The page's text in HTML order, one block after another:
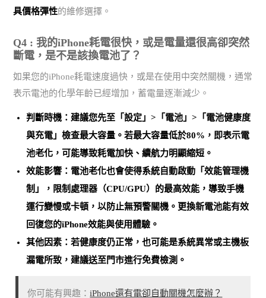
具價格彈性的維修選擇。
Q4 : 我的iPhone耗電很快，或是電量還很高卻突然
斷電，是不是該換電池了？
如果您的iPhone耗電速度過快，或是在使用中突然關機，通常
表示電池的化學年齡已經增加，蓄電量逐漸減少。
判斷時機：建議您先至「設定」>「電池」>「電池健康度
與充電」檢查最大容量。若最大容量低於80%，即表示電
池老化 ，可能導致耗電加快、續航力明顯縮短。
效能影響：電池老化也會使得系統自動啟動「效能管理機
制」，限制處理器（CPU/GPU）的最高效能，導致手機
運行變慢或卡頓，以防止無預警關機。 更換新電池能有效
回復您的iPhone效能與使用體驗 。
其他因素：若健康度仍正常，也可能是系統異常或主機板
漏電所致 ，建議送至門市進行免費檢測。
你可能有興趣：iPhone還有電卻自動關機怎麼辦？